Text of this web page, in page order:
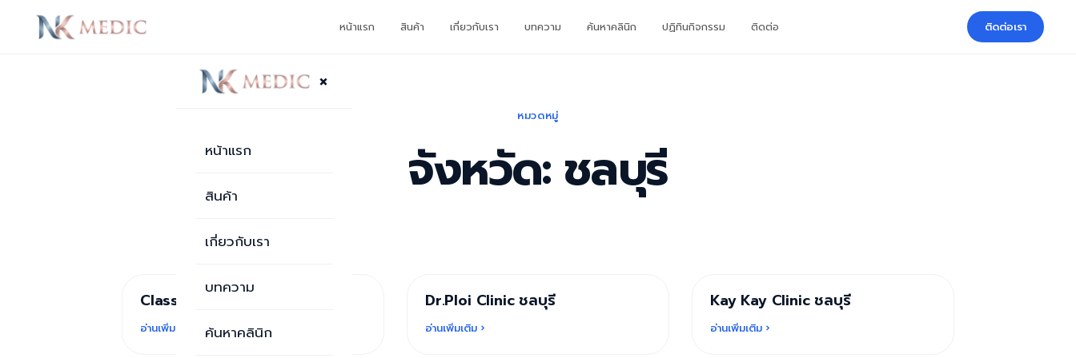
หน้าแรก สินค้า เกี่ยวกับเรา บทความ ค้นหาคลินิก ปฏิทินกิจกรรม ติดต่อ ติดต่อเรา
×
หน้าแรก
สินค้า
เกี่ยวกับเรา
บทความ
ค้นหาคลินิก
หมวดหมู่
จังหวัด: ชลบุรี
บทความ
Class Clinic ชลบุรี อมตะ
อ่านเพิ่มเติม ›
บทความ
Dr.Ploi Clinic ชลบุรี
อ่านเพิ่มเติม ›
บทความ
Kay Kay Clinic ชลบุรี
อ่านเพิ่มเติม ›